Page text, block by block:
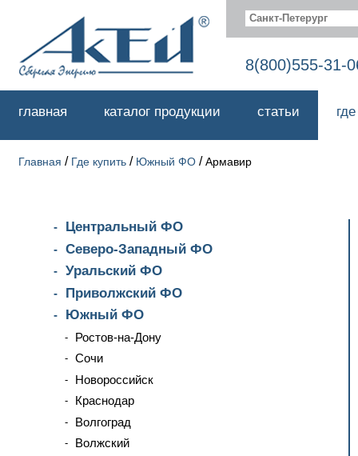
Санкт-Петерург
8(800)555-31-
главная каталог продукции статьи
Главная / Где купить / Южный ФО /Армавир
Центральный ФО
Северо-Западный ФО
Уральский ФО
Приволжский ФО
Южный ФО
Ростов-на-Дону
Сочи
Новороссийск
Краснодар
Волгоград
Волжский